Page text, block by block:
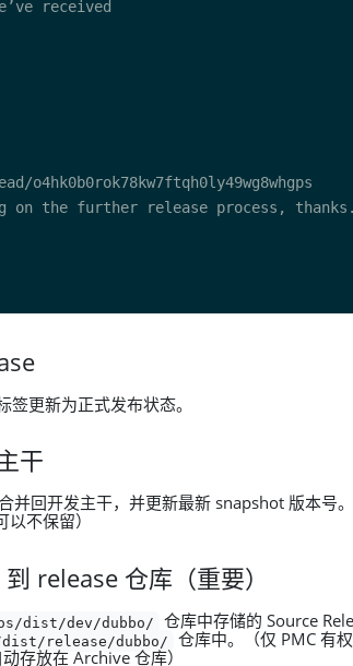
更新为正式发布状态。
干
并回开发主干，并更新最新 snapshot 版本号。
以不保留）
release 仓库（重要）
dist/dev/dubbo/ 仓库中存储的 Source
release/dubbo/
仓库中。（仅 PMC 有
存放在 Archive 仓库）